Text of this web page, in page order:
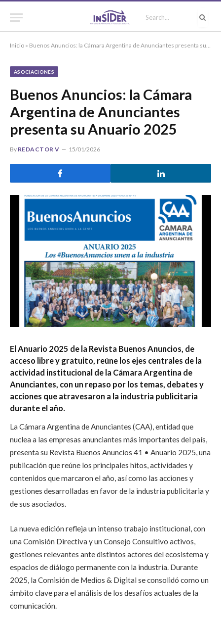
Inicio » Buenos Anuncios: la Cámara Argentina de Anunciantes presenta su Anuario 2025
ASOCIACIONES
Buenos Anuncios: la Cámara
Argentina de Anunciantes
presenta su Anuario 2025
By REDACTOR V 15/01/2026
El Anuario 2025 de la Revista Buenos Anuncios, de
acceso libre y gratuito, reúne los ejes centrales de la
actividad institucional de la Cámara Argentina de
Anunciantes, con un repaso por los temas, debates y
acciones que atravesaron a la industria publicitaria
durante el año.
La Cámara Argentina de Anunciantes (CAA), entidad que
nuclea a las empresas anunciantes más importantes del país,
presenta su Revista Buenos Anuncios 41 • Anuario 2025, una
publicación que reúne los principales hitos, actividades y
contenidos que marcaron el año, así como las acciones y
gestiones desarrolladas en favor de la industria publicitaria y
de sus asociados.
La nueva edición refleja un intenso trabajo institucional, con
una Comisión Directiva y un Consejo Consultivo activos,
gestiones relevantes ante distintos actores del ecosistema y
espacios de diálogo permanente con la industria. Durante
2025, la Comisión de Medios & Digital se consolidó como un
ámbito clave para el análisis de los desafíos actuales de la
comunicación.